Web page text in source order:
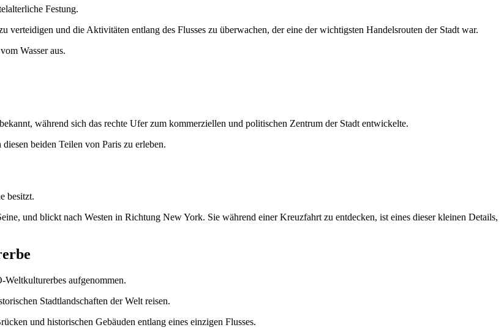
Festung.
verteidigen und die Aktivitäten entlang des Flusses zu überwachen, der eine der wichtigsten Handelsrouten der Stadt war.
Wasser aus.
während sich das rechte Ufer zum kommerziellen und politischen Zentrum der Stadt entwickelte.
beiden Teilen von Paris zu erleben.
besitzt.
und blickt nach Westen in Richtung New York. Sie während einer Kreuzfahrt zu entdecken, ist eines dieser kleinen Details,
aufgenommen.
Stadtlandschaften der Welt reisen.
und historischen Gebäuden entlang eines einzigen Flusses.